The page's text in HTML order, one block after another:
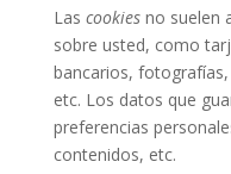
Las cookiesno suelen
sobre usted, como
bancarios,
etc. Los datos que
preferencias
contenidos, etc.